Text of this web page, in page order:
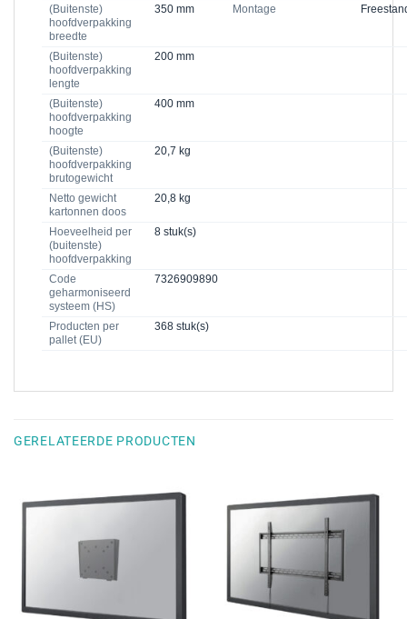
(Buitenste)
hoofdverpakking
breedte
350 mm Montage
(Buitenste)
hoofdverpakking
lengte
200 mm
(Buitenste)
hoofdverpakking
hoogte
400 mm
(Buitenste)
hoofdverpakking
brutogewicht
20,7 kg
Netto gewicht
kartonnen doos
20,8 kg
Hoeveelheid per
(buitenste)
hoofdverpakking
8 stuk(s)
Code
geharmoniseerd
systeem (HS)
7326909890
Producten per
pallet (EU)
368 stuk(s)
GERELATEERDE PRODUCTEN